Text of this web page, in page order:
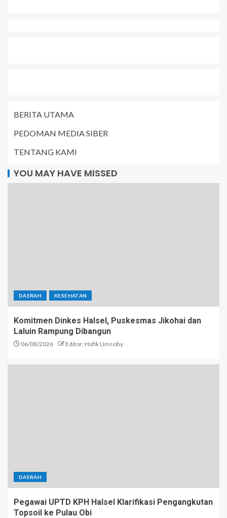
BERITA UTAMA
PEDOMAN MEDIA SIBER
TENTANG KAMI
YOU MAY HAVE MISSED
DAERAH KESEHATAN
Komitmen Dinkes Halsel, Puskesmas Jikohai dan
Laluin Rampung Dibangun
06/08/2026 Editor: Hafik Umsohy
DAERAH
Pegawai UPTD KPH Halsel Klarifikasi Pengangkutan
Topsoil ke Pulau Obi